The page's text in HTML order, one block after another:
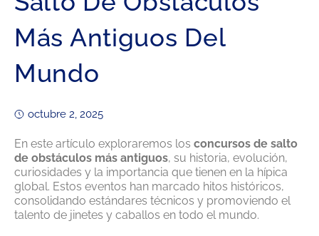
Más Antiguos Del
Mundo
octubre 2, 2025
En este artículo exploraremos los concursos de salto
de obstáculos más antiguos, su historia, evolución,
curiosidades y la importancia que tienen en la hípica
global. Estos eventos han marcado hitos históricos,
consolidando estándares técnicos y promoviendo el
talento de jinetes y caballos en todo el mundo.